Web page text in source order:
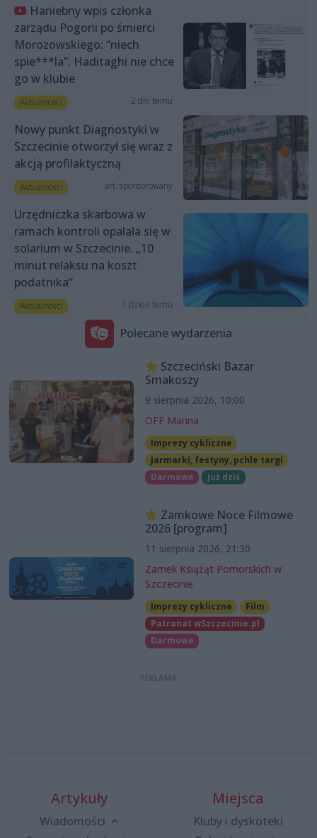
Haniebny wpis członka
zarządu Pogoni po śmierci
Morozowskiego: “niech
spie***la”. Haditaghi nie chce
go w klubie
Aktualności 2 dni temu
Nowy punkt Diagnostyki w
Szczecinie otworzył się wraz z
akcją profilaktyczną
Aktualności art. sponsorowany
Urzędniczka skarbowa w
ramach kontroli opalała się w
solarium w Szczecinie. „10
minut relaksu na koszt
podatnika”
Aktualności 1 dzień temu
Polecane wydarzenia
Szczeciński Bazar
Smakoszy
9 sierpnia 2026, 10:00
OFF Marina
Imprezy cykliczne
Jarmarki, festyny, pchle targi
Darmowe
Już dziś
Zamkowe Noce Filmowe
2026 [program]
11 sierpnia 2026, 21:30
Zamek Książąt Pomorskich w
Szczecinie
Imprezy cykliczne
Film
Patronat wSzczecinie.pl
Darmowe
Artykuły
Wiadomości
Miejsca
Kluby i dyskoteki